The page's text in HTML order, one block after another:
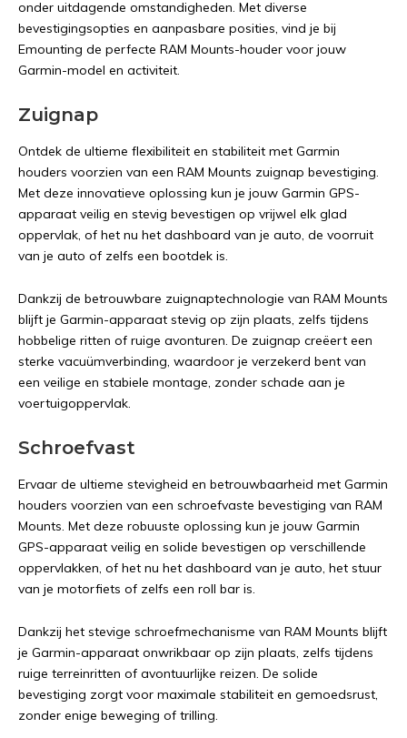
onder uitdagende omstandigheden. Met diverse
bevestigingsopties en aanpasbare posities, vind je bij
Emounting de perfecte RAM Mounts-houder voor jouw
Garmin-model en activiteit.
Zuignap
Ontdek de ultieme flexibiliteit en stabiliteit met Garmin
houders voorzien van een RAM Mounts zuignap bevestiging.
Met deze innovatieve oplossing kun je jouw Garmin GPS-
apparaat veilig en stevig bevestigen op vrijwel elk glad
oppervlak, of het nu het dashboard van je auto, de voorruit
van je auto of zelfs een bootdek is.
Dankzij de betrouwbare zuignaptechnologie van RAM Mounts
blijft je Garmin-apparaat stevig op zijn plaats, zelfs tijdens
hobbelige ritten of ruige avonturen. De zuignap creëert een
sterke vacuümverbinding, waardoor je verzekerd bent van
een veilige en stabiele montage, zonder schade aan je
voertuigoppervlak.
Schroefvast
Ervaar de ultieme stevigheid en betrouwbaarheid met Garmin
houders voorzien van een schroefvaste bevestiging van RAM
Mounts. Met deze robuuste oplossing kun je jouw Garmin
GPS-apparaat veilig en solide bevestigen op verschillende
oppervlakken, of het nu het dashboard van je auto, het stuur
van je motorfiets of zelfs een roll bar is.
Dankzij het stevige schroefmechanisme van RAM Mounts blijft
je Garmin-apparaat onwrikbaar op zijn plaats, zelfs tijdens
ruige terreinritten of avontuurlijke reizen. De solide
bevestiging zorgt voor maximale stabiliteit en gemoedsrust,
zonder enige beweging of trilling.